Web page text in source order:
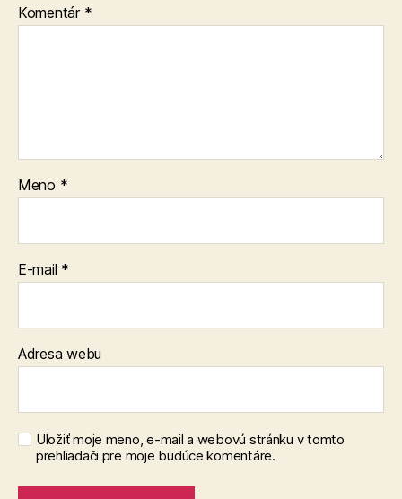
Komentár *
Meno *
E-mail *
Adresa webu
Uložiť moje meno, e-mail a webovú stránku v tomto
prehliadači pre moje budúce komentáre.